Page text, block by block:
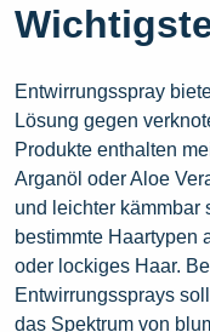
Entwirrungsspray
Lösung gegen
Produkte enthalten
Arganöl oder Aloe
und leichter kämmbar
bestimmte Haartypen
oder lockiges Haar.
Entwirrungssprays
das Spektrum von